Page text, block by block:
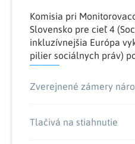
Komisia pri
Slovensko pre cieľ 4
inkluzívnejšia Európa
pilier sociálnych práv)
Zverejnené zámery
Tlačivá na stiahnutie